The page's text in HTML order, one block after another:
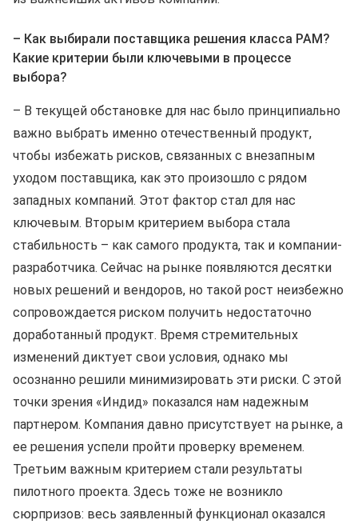
– Как выбирали поставщика решения класса PAM?
Какие критерии были ключевыми в процессе
выбора?
– В текущей обстановке для нас было принципиально
важно выбрать именно отечественный продукт,
чтобы избежать рисков, связанных с внезапным
уходом поставщика, как это произошло с рядом
западных компаний. Этот фактор стал для нас
ключевым. Вторым критерием выбора стала
стабильность – как самого продукта, так и компании-
разработчика. Сейчас на рынке появляются десятки
новых решений и вендоров, но такой рост неизбежно
сопровождается риском получить недостаточно
доработанный продукт. Время стремительных
изменений диктует свои условия, однако мы
осознанно решили минимизировать эти риски. С этой
точки зрения «Индид» показался нам надежным
партнером. Компания давно присутствует на рынке, а
ее решения успели пройти проверку временем.
Третьим важным критерием стали результаты
пилотного проекта. Здесь тоже не возникло
сюрпризов: весь заявленный функционал оказался